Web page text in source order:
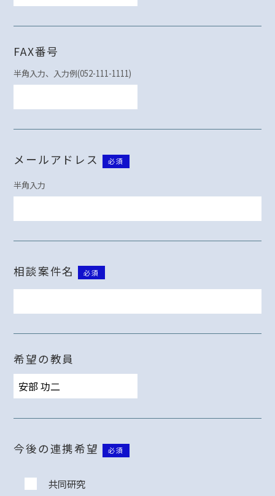
FAX番号
半角入力、入力例(052-111-1111)
メールアドレス 必須
半角入力
相談案件名 必須
希望の教員
今後の連携希望 必須
共同研究